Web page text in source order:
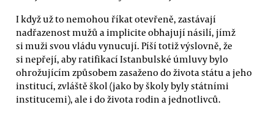
I když už to nemohou říkat otevřeně, zastávají
nadřazenost mužů a implicite obhajují násilí, jímž
si muži svou vládu vynucují. Píší totiž výslovně, že
si nepřejí, aby ratifikací Istanbulské úmluvy bylo
ohrožujícím způsobem zasaženo do života státu a jeho
institucí, zvláště škol (jako by školy byly státními
institucemi), ale i do života rodin a jednotlivců.